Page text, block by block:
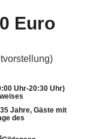
Euro
Uhr-20:30 Uhr)
Jahre, Gäste mit
des